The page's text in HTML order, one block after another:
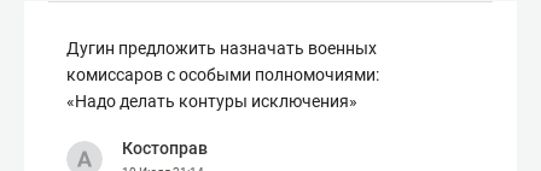
Дугин предложить назначать военных
комиссаров с особыми полномочиями:
«Надо делать контуры исключения»
Костоправ